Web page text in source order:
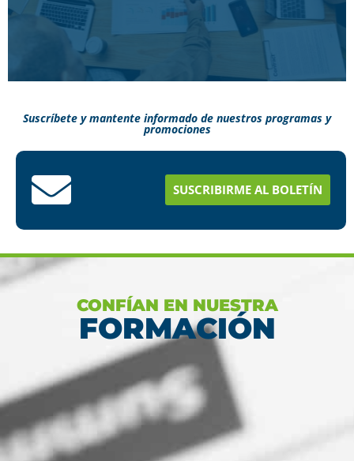
estudios en menos tiempo
Suscríbete y mantente informado de nuestros programas y
promociones
SUSCRIBIRME AL BOLETÍN
CONFÍAN EN NUESTRA
FORMACIÓN